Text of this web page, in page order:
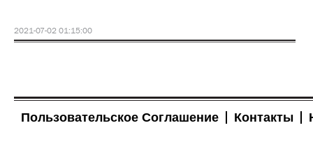
2021-07-02 01:15:00
Пользовательское Соглашение Контакты